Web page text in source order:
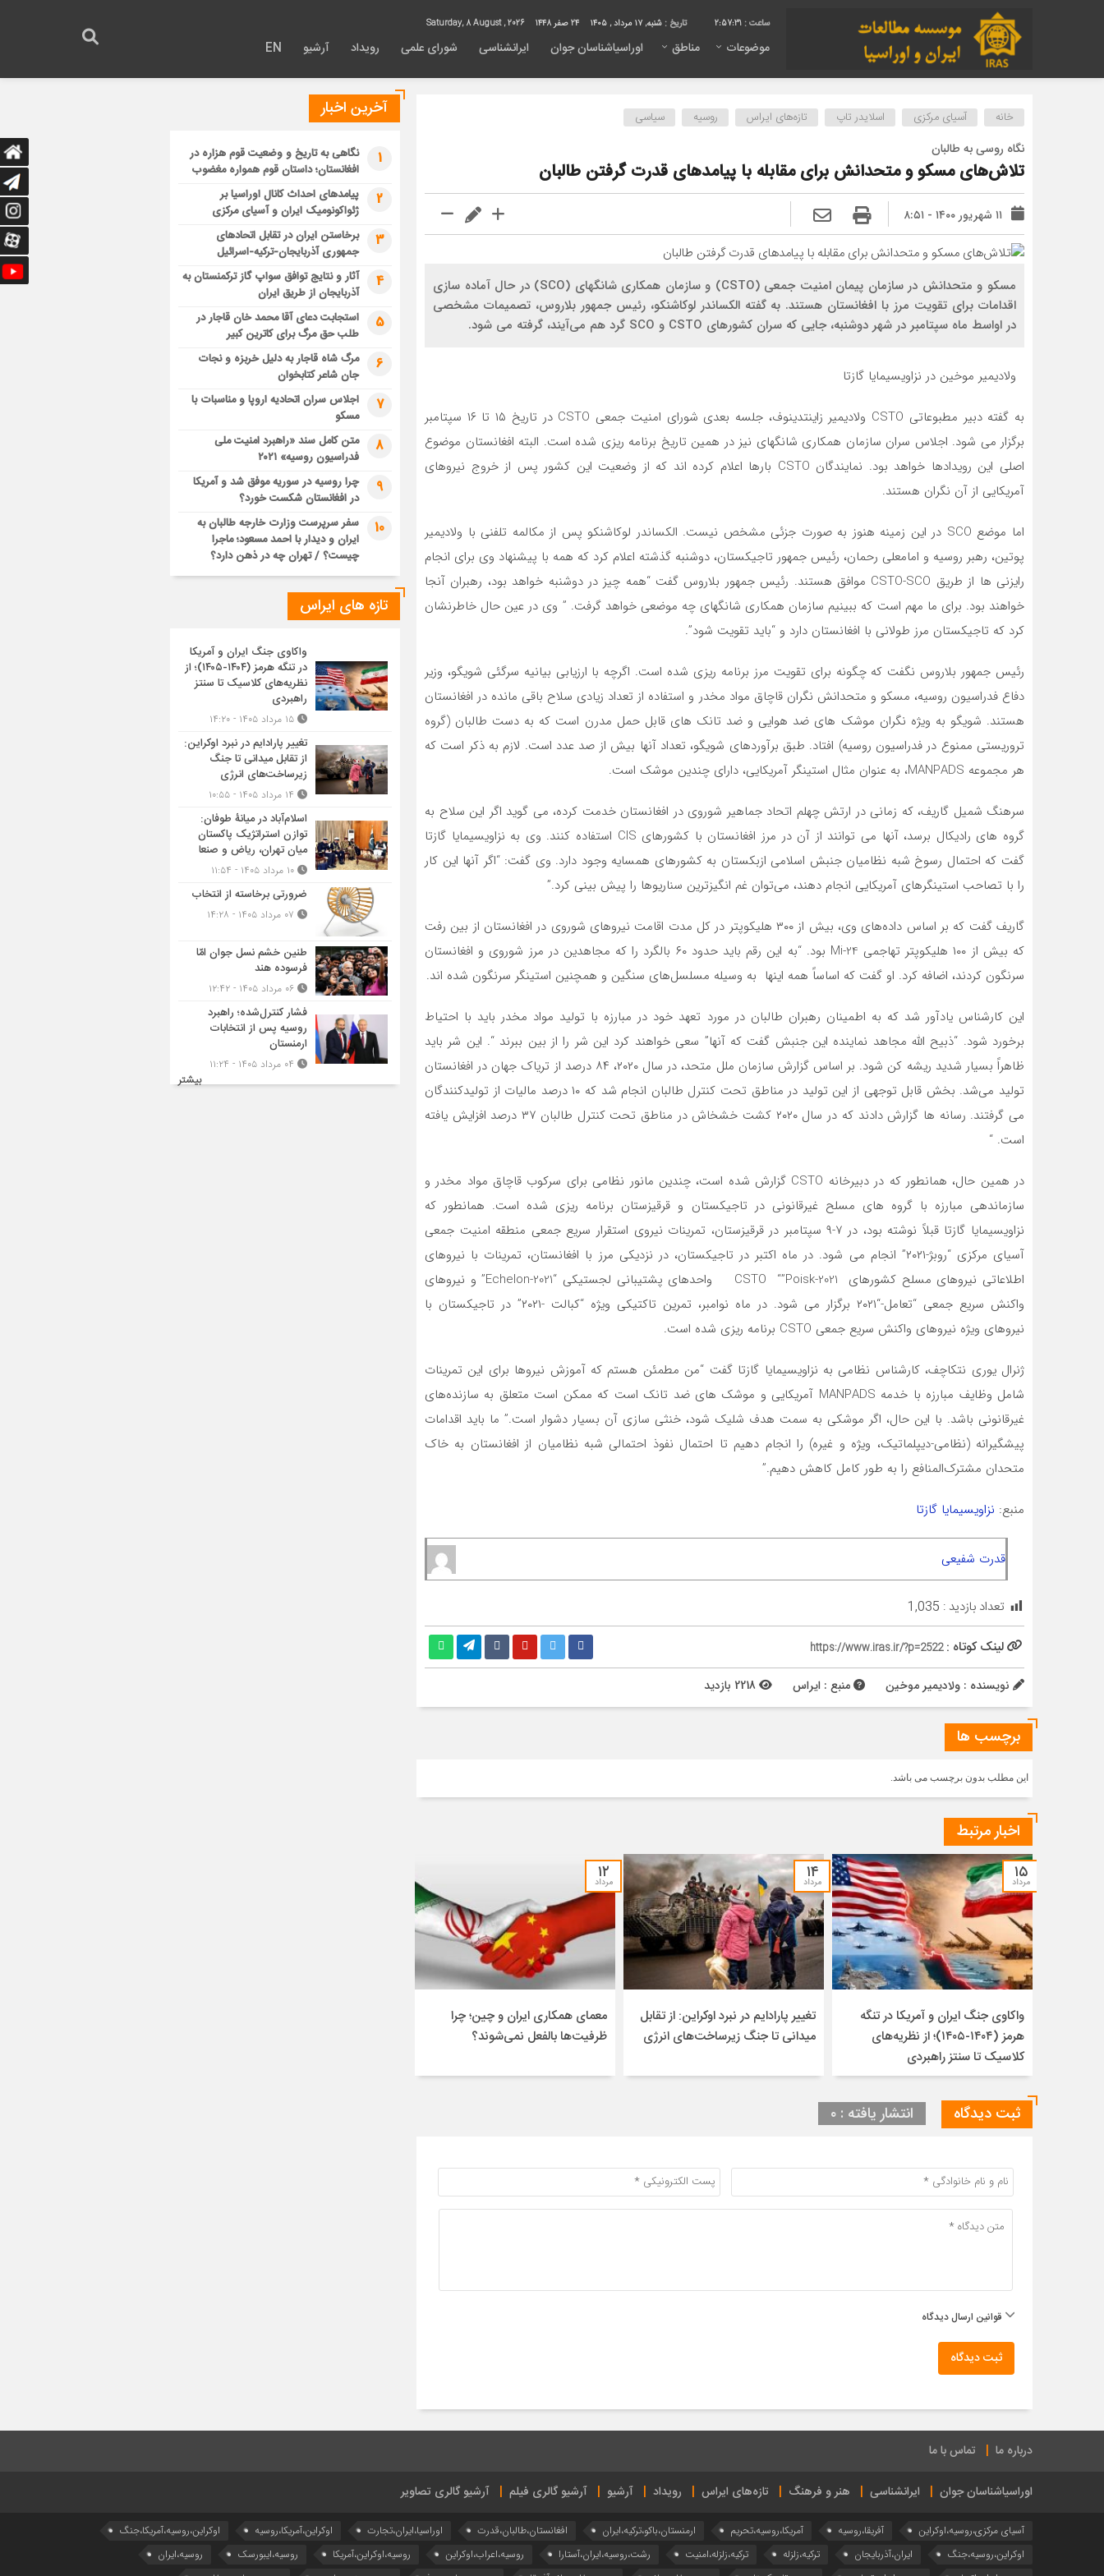
2:57:32 تاریخ : شنبه, ۱۷ مرداد , ۱۴۰۵ 24 صفر 1448
موضوعات مناطق اوراسیاشناسان جوان ایرانشناسی شورای علمی رویداد آرشیو EN
خانه آسیای مرکزی اسلایدر تاپ تازه‌های ایراس روسیه سیاسی
نگاه روسی به طالبان
تلاش‌های مسکو و متحدانش برای مقابله با پیامدهای قدرت گرفتن طالبان
۱۱ شهریور ۱۴۰۰ - ۸:۵۱
مسکو و متحدانش در سازمان پیمان امنیت جمعی (CSTO) و سازمان همکاری شانگهای (SCO) در حال آماده سازی
اقدامات برای تقویت مرز با افغانستان هستند. به گفته الکساندر لوکاشنکو، رئیس جمهور بلاروس، تصمیمات مشخصی
در اواسط ماه سپتامبر در شهر دوشنبه، جایی که سران کشورهای CSTO و SCO گرد هم می‌آیند، گرفته می شود.
ولادیمیر موخین در نزاویسیمایا گازتا
به گفته دبیر مطبوعاتی CSTO ولادیمیر زاینتدینوف، جلسه بعدی شورای امنیت جمعی CSTO در تاریخ ۱۵ تا ۱۶ سپتامبر
برگزار می شود. اجلاس سران سازمان همکاری شانگهای نیز در همین تاریخ برنامه ریزی شده است. البته افغانستان موضوع
اصلی این رویدادها خواهد بود. نمایندگان CSTO بارها اعلام کرده اند که از وضعیت این کشور پس از خروج نیروهای
آمریکایی از آن نگران هستند.
اما موضع SCO در این زمینه هنوز به صورت جزئی مشخص نیست. الکساندر لوکاشنکو پس از مکالمه تلفنی با ولادیمیر
پوتین، رهبر روسیه و امامعلی رحمان، رئیس جمهور تاجیکستان، دوشنبه گذشته اعلام کرد که همه با پیشنهاد وی برای انجام
رایزنی ها از طریق CSTO-SCO موافق هستند. رئیس جمهور بلاروس گفت “همه چیز در دوشنبه خواهد بود، رهبران آنجا
خواهند بود. برای ما مهم است که ببینیم سازمان همکاری شانگهای چه موضعی خواهد گرفت. ” وی در عین حال خاطرنشان
کرد که تاجیکستان مرز طولانی با افغانستان دارد و “باید تقویت شود”.
رئیس جمهور بلاروس نگفت که چگونه برای تقویت مرز برنامه ریزی شده است. اگرچه با ارزیابی بیانیه سرگئی شویگو، وزیر
دفاع فدراسیون روسیه، مسکو و متحدانش نگران قاچاق مواد مخدر و استفاده از تعداد زیادی سلاح باقی مانده در افغانستان
هستند. شویگو به ویژه نگران موشک های ضد هوایی و ضد تانک های قابل حمل مدرن است که به دست طالبان (گروه
تروریستی ممنوع در فدراسیون روسیه) افتاد. طبق برآوردهای شویگو، تعداد آنها بیش از صد عدد است. لازم به ذکر است که
هر مجموعه MANPADS، به عنوان مثال استینگر آمریکایی، دارای چندین موشک است.
سرهنگ شمیل گاریف، که زمانی در ارتش چهلم اتحاد جماهیر شوروی در افغانستان خدمت کرده، می گوید اگر این سلاح به
گروه های رادیکال برسد، آنها می توانند از آن در مرز افغانستان با کشورهای CIS استفاده کنند. وی به نزاویسیمایا گازتا
گفت که احتمال رسوخ شبه نظامیان جنبش اسلامی ازبکستان به کشورهای همسایه وجود دارد. وی گفت: “اگر آنها این کار
را با تصاحب استینگرهای آمریکایی انجام دهند، می‌توان غم انگیزترین سناریوها را پیش بینی کرد.”
گاریف گفت که بر اساس داده‌های وی، بیش از ۳۰۰ هلیکوپتر در کل مدت اقامت نیروهای شوروی در افغانستان از بین رفت
که بیش از ۱۰۰ هلیکوپتر تهاجمی Mi-24 بود. “به این رقم باید حدود ۶۰ بالگرد را که مجاهدین در مرز شوروی و افغانستان
سرنگون کردند، اضافه کرد. او گفت که اساساً همه اینها به وسیله مسلسل‌های سنگین و همچنین استینگر سرنگون شده اند.
این کارشناس یادآور شد که به اطمینان رهبران طالبان در مورد تعهد خود در مبارزه با تولید مواد مخدر باید با احتیاط
برخورد شود. “ذبیح الله مجاهد نماینده این جنبش گفت که آنها” سعی خواهند کرد این شر را از بین ببرند “. این شر باید
ظاهراً بسیار شدید ریشه کن شود. بر اساس گزارش سازمان ملل متحد، در سال ۲۰۲۰، ۸۴ درصد از تریاک جهان در افغانستان
تولید می‌شد. بخش قابل توجهی از این تولید در مناطق تحت کنترل طالبان انجام شد که ۱۰ درصد مالیات از تولیدکنندگان
می گرفتند. رسانه ها گزارش دادند که در سال ۲۰۲۰ کشت خشخاش در مناطق تحت کنترل طالبان ۳۷ درصد افزایش یافته
است. “
در همین حال، همانطور که در دبیرخانه CSTO گزارش شده است، چندین مانور نظامی برای سرکوب قاچاق مواد مخدر و
سازماندهی مبارزه با گروه های مسلح غیرقانونی در تاجیکستان و قرقیزستان برنامه ریزی شده است. همانطور که
نزاویسیمایا گازتا قبلاً نوشته بود، در ۷-۹ سپتامبر در قرقیزستان، تمرینات نیروی استقرار سریع جمعی منطقه امنیت جمعی
آسیای مرکزی “روبژ-۲۰۲۱” انجام می شود. در ماه اکتبر در تاجیکستان، در نزدیکی مرز با افغانستان، تمرینات با نیروهای
اطلاعاتی نیروهای مسلح کشورهای CSTO “”Poisk-2021 واحدهای پشتیبانی لجستیکی “Echelon-2021” و نیروهای
واکنش سریع جمعی “تعامل-“۲۰۲۱ برگزار می شود. در ماه نوامبر، تمرین تاکتیکی ویژه “کبالت -۲۰۲۱” در تاجیکستان با
نیروهای ویژه نیروهای واکنش سریع جمعی CSTO برنامه ریزی شده است.
ژنرال یوری نتکاچف، کارشناس نظامی به نزاویسیمایا گازتا گفت “من مطمئن هستم که آموزش نیروها برای این تمرینات
شامل وظایف مبارزه با خدمه MANPADS آمریکایی و موشک های ضد تانک است که ممکن است متعلق به سازنده‌های
غیرقانونی باشد. با این حال، اگر موشکی به سمت هدف شلیک شود، خنثی سازی آن بسیار دشوار است.” ما باید اقدامات
پیشگیرانه (نظامی-دیپلماتیک، ویژه و غیره) را انجام دهیم تا احتمال نفوذ احتمالی شبه نظامیان از افغانستان به خاک
متحدان مشترک‌المنافع را به طور کامل کاهش دهیم.”
منبع: نزاویسیمایا گازتا
قدرت شفیعی
تعداد بازدید : 1,035
لینک کوتاه :https://www.iras.ir/?p=2522
نویسنده : ولادیمیر موخین منبع : ایراس
برچسب ها
این مطلب بدون برچسب می باشد.
اخبار مرتبط
۱۵
مرداد
واکاوی جنگ ایران و آمریکا در تنگه
هرمز (۱۴۰۴-۱۴۰۵)؛ از نظریه‌های
کلاسیک تا سنتز راهبردی
۱۴
مرداد
تغییر پارادایم در نبرد اوکراین: از تقابل
میدانی تا جنگ زیرساخت‌های انرژی
۱۲
مرداد
معمای همکاری ایران و چین؛ چرا
ظرفیت‌ها بالفعل نمی‌شوند؟
ثبت دیدگاه انتشار یافته : ۰
قوانین ارسال دیدگاه
ثبت دیدگاه
آخرین اخبار
1
نگاهی به تاریخ و وضعیت قوم هزاره در
افغانستان؛ داستان قوم همواره مغضوب
2
پیامدهای احداث کانال اوراسیا بر
ژئواکونومیک ایران و آسیای مرکزی
3
برخاستن ایران در تقابل اتحادهای
جمهوری آذربایجان-ترکیه-اسرائیل
4
آثار و نتایج توافق سواپ گاز ترکمنستان به
آذربایجان از طریق ایران
5
استجابت دعای آقا محمد خان قاجار در
طلب حق مرگ برای کاترین کبیر
6
مرگ شاه قاجار به دلیل خربزه و نجات
جان شاعر کتابخوان
7
اجلاس سران اتحادیه اروپا و مناسبات با
مسکو
8
متن کامل سند «راهبرد امنیت ملی
فدراسیون روسیه» ۲۰۲۱
9
چرا روسیه در سوریه موفق شد و آمریکا
در افغانستان شکست خورد؟
10
سفر سرپرست وزارت خارجه طالبان به
ایران و دیدار با احمد مسعود؛ ماجرا
چیست؟ / تهران چه در ذهن دارد؟
تازه های ایراس
واکاوی جنگ ایران و آمریکا
در تنگه هرمز (۱۴۰۴-۱۴۰۵)؛ از
نظریه‌های کلاسیک تا سنتز
راهبردی
تغییر پارادایم در نبرد اوکراین:
از تقابل میدانی تا جنگ
زیرساخت‌های انرژی
اسلام‌آباد در میانۀ طوفان:
توازن استراتژیک پاکستان
میان تهران، ریاض و صنعا
ضرورتی برخاسته از انتخاب
طنین خشم نسل جوان امّا
فرسوده هند
فشار کنترل‌شده؛ راهبرد
روسیه پس از انتخابات
ارمنستان
بیشتر
درباره ما تماس با ما
اوراسیاشناسان جوان ایرانشناسی هنر و فرهنگ تازه‌های ایراس رویداد آرشیو آرشیو گالری فیلم آرشیو گالری تصاویر
آسیای مرکزی،روسیه،اوکراین آفریقا،روسیه آمریکا،روسیه،تحریم ارمنستان،باکو،ترکیه،ایران افغانستان،طالبان،قدرت اوراسیا،ایران،تجارت اوکراین،آمریکا،روسیه
اوکراین،روسیه،آمریکا،جنگ
اوکراین،روسیه،جنگ
ایران،آذربایجان ترکیه،زلزله ترکیه،زلزله،امنیت رشت،روسیه،ایران،آستارا روسیه،اعراب،اوکراین روسیه،اوکراین،آمریکا روسیه،ایبورسک
روسیه،ایران